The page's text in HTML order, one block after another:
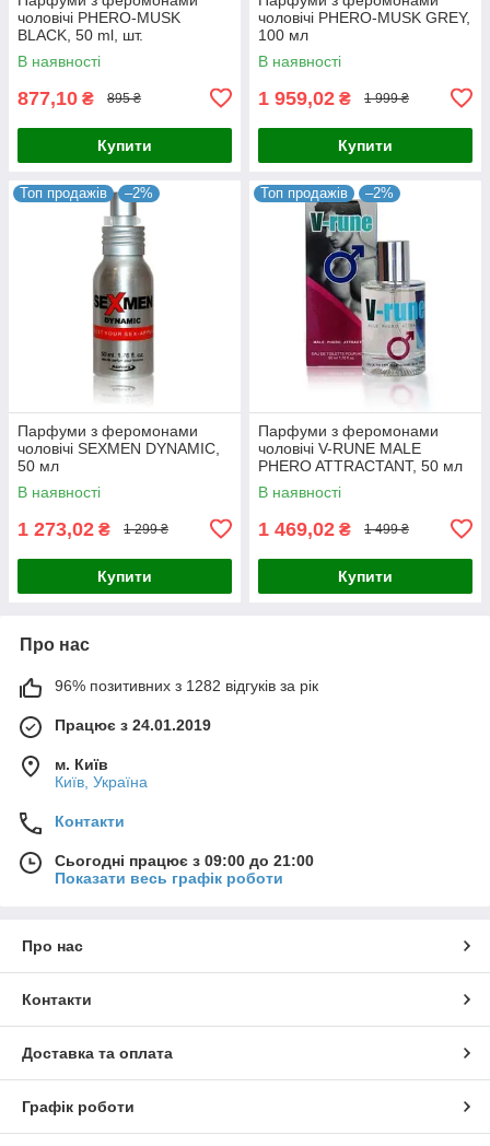
чоловічі PHERO-MUSK
BLACK, 50 ml, шт.
В наявності
877,10 ₴ 895 ₴
Купити
чоловічі PHERO-MUSK GREY,
100 мл
В наявності
1 959,02 ₴ 1 999 ₴
Купити
Топ продажів –2%
Парфуми з феромонами
чоловічі SEXMEN DYNAMIC,
50 мл
В наявності
1 273,02 ₴ 1 299 ₴
Купити
Топ продажів –2%
Парфуми з феромонами
чоловічі V-RUNE MALE
PHERO ATTRACTANT, 50 мл
В наявності
1 469,02 ₴ 1 499 ₴
Купити
Про нас
96% позитивних з 1282 відгуків за рік
Працює з 24.01.2019
м. Київ
Київ, Україна
Контакти
Сьогодні працює з 09:00 до 21:00
Показати весь графік роботи
Про нас
Контакти
Доставка та оплата
Графік роботи